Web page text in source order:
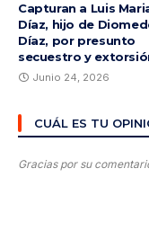
Capturan a Luis
Díaz, hijo de
Díaz, por presunto
secuestro y
Junio 24, 2026
CUÁL ES TU
Gracias por su